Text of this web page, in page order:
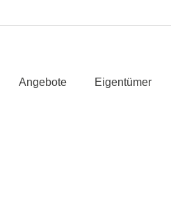
Angebote Eigentümer